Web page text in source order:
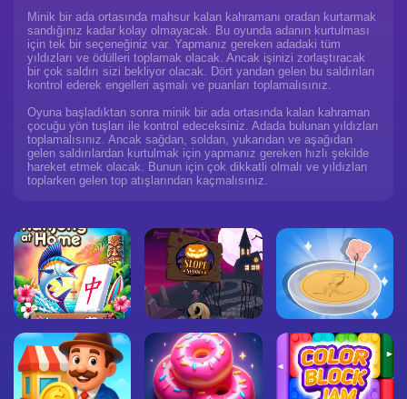
Minik bir ada ortasında mahsur kalan kahramanı oradan kurtarmak
sandığınız kadar kolay olmayacak. Bu oyunda adanın kurtulması
için tek bir seçeneğiniz var. Yapmanız gereken adadaki tüm
yıldızları ve ödülleri toplamak olacak. Ancak işinizi zorlaştıracak
bir çok saldırı sizi bekliyor olacak. Dört yandan gelen bu saldırıları
kontrol ederek engelleri aşmalı ve puanları toplamalısınız.
Oyuna başladıktan sonra minik bir ada ortasında kalan kahraman
çocuğu yön tuşları ile kontrol edeceksiniz. Adada bulunan yıldızları
toplamalısınız. Ancak sağdan, soldan, yukarıdan ve aşağıdan
gelen saldırılardan kurtulmak için yapmanız gereken hızlı şekilde
hareket etmek olacak. Bunun için çok dikkatli olmalı ve yıldızları
toplarken gelen top atışlarından kaçmalısınız.